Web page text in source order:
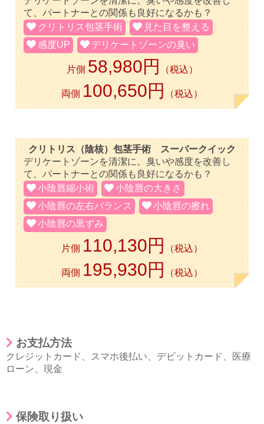
て、パートナーとの関係も良好になるかも？
クリトリス包茎手術
見た目を整える
感度UP
デリケートゾーンの臭い
片側 58,980円 （税込）
両側 100,650円 （税込）
クリトリス（陰核）包茎手術 スーパークイック
デリケートゾーンを清潔に。臭いや感度を改善し
て、パートナーとの関係も良好になるかも？
小陰唇縮小術
小陰唇の大きさ
小陰唇の左右バランス
小陰唇の擦れ
小陰唇の黒ずみ
片側 110,130円 （税込）
両側 195,930円 （税込）
お支払方法
クレジットカード 、 スマホ後払い、 デビットカード 、
医療
ローン、 現金
保険取り扱い